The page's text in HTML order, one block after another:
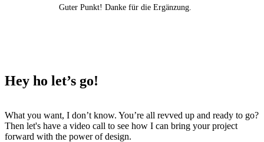
Guter Punkt! Danke für die Ergänzung.
Hey ho let’s go!
What you want, I don’t know. You’re all revved up and ready to go?
Then let's have a video call to see how I can bring your project
forward with the power of design.